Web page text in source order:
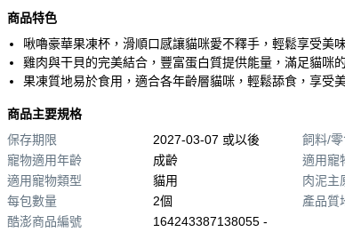
商品特色
啾嚕豪華果凍杯，滑順口感讓貓咪愛不釋手，輕鬆享受美
雞肉與干貝的完美結合，豐富蛋白質提供能量，滿足貓咪
果凍質地易於食用，適合各年齡層貓咪，輕鬆舔食，享受
商品主要規格
保存期限
2027-03-07 或以後
寵物適用年齡
成齡
適用寵物類型
貓用
每包數量
2個
酷澎商品編號
164243387138055 -
飼料/
適用寵
肉泥主
產品質